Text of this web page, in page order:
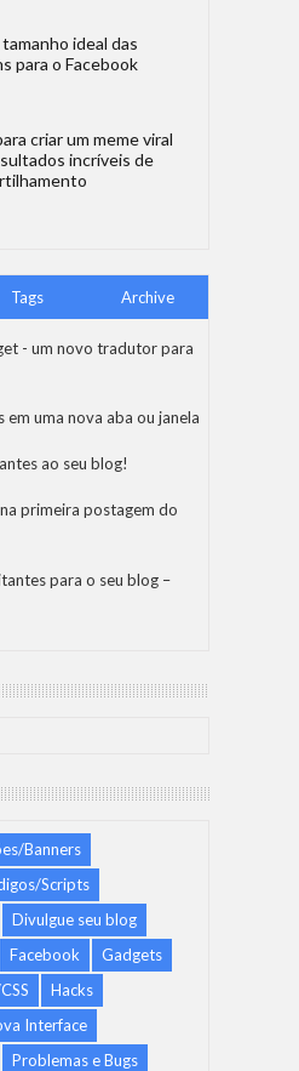
ideal das
para o Facebook
criar um meme viral
incríveis de
Tags Archive
- um novo tradutor para
em uma nova aba ou janela
ao seu blog!
primeira postagem do
para o seu blog –
Banners
Scripts
Divulgue seu blog
Facebook
Gadgets
Hacks
Interface
Problemas e Bugs